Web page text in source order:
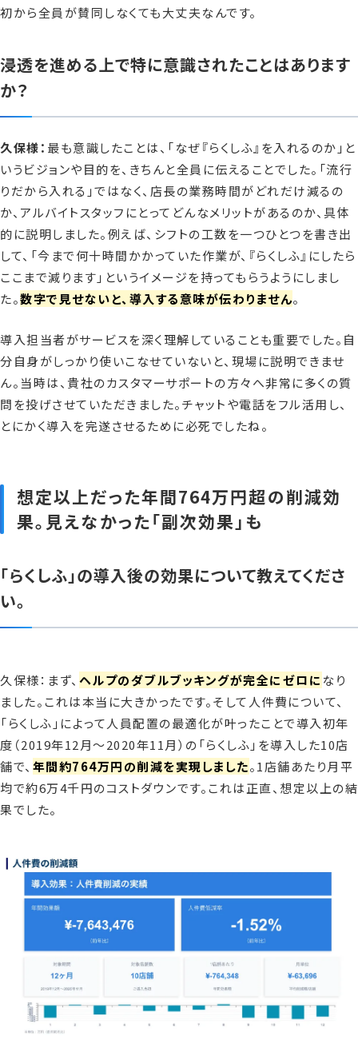
初から全員が賛同しなくても大丈夫なんです。
浸透を進める上で特に意識されたことはあります
か？
久保様： 最も意識したことは、「なぜ『らくしふ』を入れるのか」と
いうビジョンや目的を、きちんと全員に伝えることでした。「流行
りだから入れる」ではなく、店長の業務時間がどれだけ減るの
か、アルバイトスタッフにとってどんなメリットがあるのか、具体
的に説明しました。例えば、シフトの工数を一つひとつを書き出
して、「今まで何十時間かかっていた作業が、『らくしふ』にしたら
ここまで減ります」というイメージを持ってもらうようにしまし
た。数字で見せないと、導入する意味が伝わりません。
導入担当者がサービスを深く理解していることも重要でした。自
分自身がしっかり使いこなせていないと、現場に説明できませ
ん。当時は、貴社のカスタマーサポートの方々へ非常に多くの質
問を投げさせていただきました。チャットや電話をフル活用し、
とにかく導入を完遂させるために必死でしたね。
想定以上だった年間764万円超の削減効
果。見えなかった「副次効果」も
「らくしふ」の導入後の効果について教えてくださ
い。
久保様：まず、 ヘルプのダブルブッキングが完全にゼロに なり
ました。これは本当に大きかったです。そして人件費について、
「らくしふ」によって人員配置の最適化が叶ったことで導入初年
度（2019年12月〜2020年11月）の「らくしふ」を導入した10店
舗で、 年間約764万円の削減を実現しました。1店舗あたり月平
均で約6万4千円のコストダウンです。これは正直、想定以上の結
果でした。